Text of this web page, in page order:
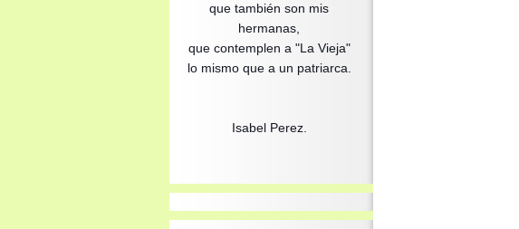
que también son mis
hermanas,
que contemplen a "La Vieja"
lo mismo que a un patriarca.
Isabel Perez.